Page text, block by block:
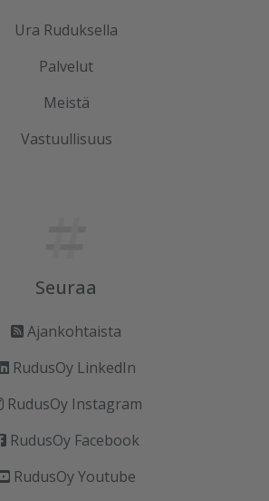
Ura Ruduksella
Palvelut
Meistä
Vastuullisuus
Seuraa
Ajankohtaista
RudusOy LinkedIn
RudusOy Instagram
RudusOy Facebook
RudusOy Youtube